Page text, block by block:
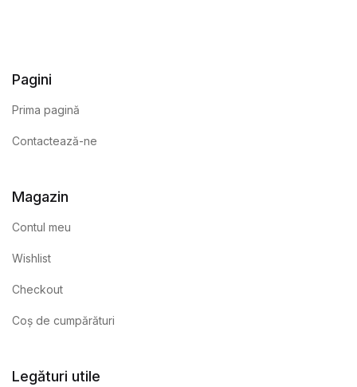
Pagini
Prima pagină
Contactează-ne
Magazin
Contul meu
Wishlist
Checkout
Coș de cumpărături
Legături utile